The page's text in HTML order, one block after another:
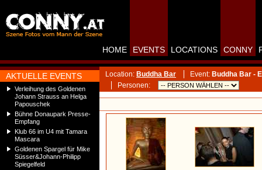
AKTUELLE EVENTS
Verleihung des Goldenen
Johann Strauss an Helga
Papouschek
Bühne Donaupark Presse-
Empfang
Klub 66 im U4 mit Tamara
Mascara
Goldenen Spargel für Mike
Süsser&Johann-Philipp
Spiegelfeld
HOME EVENTS LOCATIONS CONNY
Location: Buddha Bar Event: Buddha Bar -
Personen: